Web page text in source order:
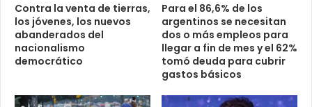
Contra la venta de tierras,
los jóvenes, los nuevos
abanderados del
nacionalismo
democrático
Para el 86,6% de los
argentinos se necesitan
dos o más empleos para
llegar a fin de mes y el 62%
tomó deuda para cubrir
gastos básicos